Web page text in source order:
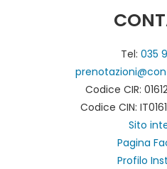
Tel: 035
Codice CIR:
Codice CIN:
Sito
Pagina
Profilo